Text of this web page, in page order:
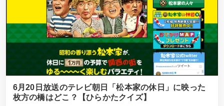
6月20日放送のテレビ朝日「松本家の休日」に映った
枚方の橋はどこ？【ひらかたクイズ】